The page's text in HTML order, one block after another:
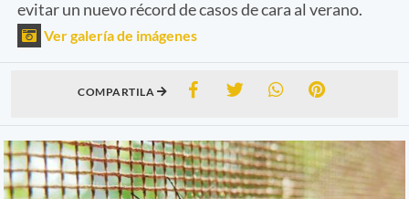
evitar un nuevo récord de casos de cara al verano.
Ver galería de imágenes
COMPARTILA